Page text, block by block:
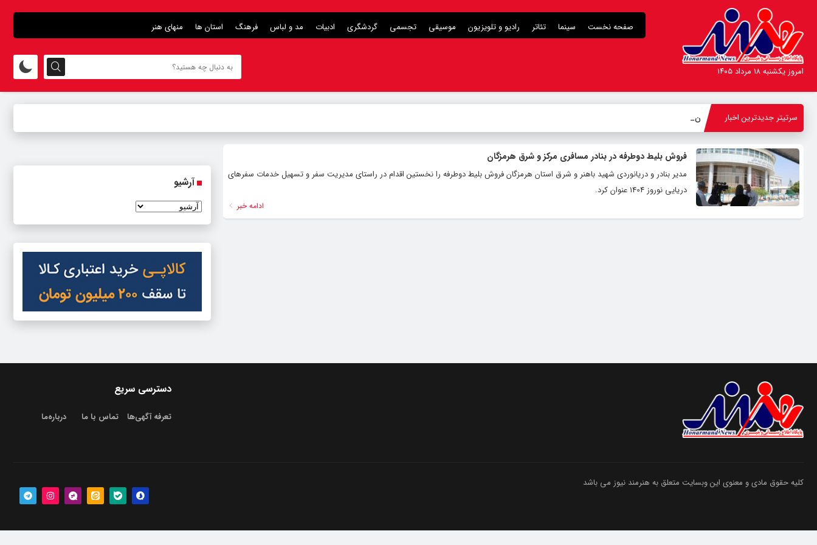
صفحه نخست سینما تئاتر رادیو و تلویزیون موسیقی تجسمی گردشگری ادبیات مد و لباس فرهنگ استان ها منهای هنر
امروز یکشنبه ۱۸ مرداد ۱۴۰۵
سرتیتر جدیدترین اخبار نامزد
فروش بلیط دوطرفه در بنادر مسافری مرکز و شرق هرمزگان
مدیر بنادر و دریانوردی شهید باهنر و شرق استان هرمزگان فروش بلیط دوطرفه را نخستین اقدام در راستای مدیریت سفر و تسهیل خدمات سفرهای
دریایی نوروز 1404 عنوان کرد.
ادامه خبر
آرشیو
دسترسی سریع
تعرفه آگهی‌ها تماس با ما درباره‌‌ما
کلیه حقوق مادی و معنوی این وبسایت متعلق به هنرمند نیوز می باشد